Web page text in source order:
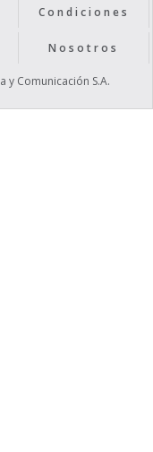
Condiciones
Nosotros
Comunicación S.A.